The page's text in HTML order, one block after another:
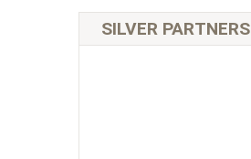
SILVER PARTNERS